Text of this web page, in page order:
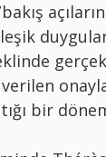
verilen
bir